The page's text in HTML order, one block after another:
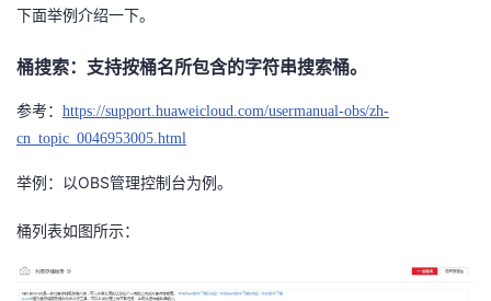
页
开
发
者
我
的
博
我
的
我
下面举例介绍一下。
桶搜索：支持按桶名所包含的字符串搜索桶。
参考： https://support.huaweicloud.com/usermanual-obs/zh-
cn_topic_0046953005.html
举例：以OBS管理控制台为例。
桶列表如图所示：